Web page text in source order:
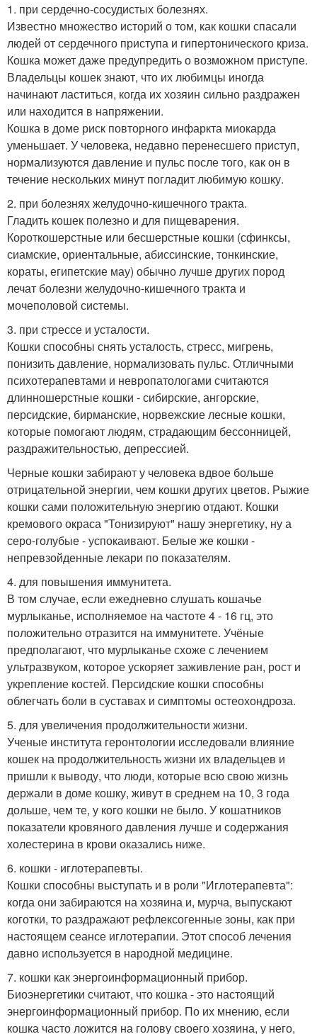
1. при сердечно-сосудистых болезнях.
Известно множество историй о том, как кошки спасали
людей от сердечного приступа и гипертонического криза.
Кошка может даже предупредить о возможном приступе.
Владельцы кошек знают, что их любимцы иногда
начинают ластиться, когда их хозяин сильно раздражен
или находится в напряжении.
Кошка в доме риск повторного инфаркта миокарда
уменьшает. У человека, недавно перенесшего приступ,
нормализуются давление и пульс после того, как он в
течение нескольких минут погладит любимую кошку.
2. при болезнях желудочно-кишечного тракта.
Гладить кошек полезно и для пищеварения.
Короткошерстные или бесшерстные кошки (сфинксы,
сиамские, ориентальные, абиссинские, тонкинские,
кораты, египетские мау) обычно лучше других пород
лечат болезни желудочно-кишечного тракта и
мочеполовой системы.
3. при стрессе и усталости.
Кошки способны снять усталость, стресс, мигрень,
понизить давление, нормализовать пульс. Отличными
психотерапевтами и невропатологами считаются
длинношерстные кошки - сибирские, ангорские,
персидские, бирманские, норвежские лесные кошки,
которые помогают людям, страдающим бессонницей,
раздражительностью, депрессией.
Черные кошки забирают у человека вдвое больше
отрицательной энергии, чем кошки других цветов. Рыжие
кошки сами положительную энергию отдают. Кошки
кремового окраса "Тонизируют" нашу энергетику, ну а
серо-голубые - успокаивают. Белые же кошки -
непревзойденные лекари по показателям.
4. для повышения иммунитета.
В том случае, если ежедневно слушать кошачье
мурлыканье, исполняемое на частоте 4 - 16 гц, это
положительно отразится на иммунитете. Учёные
предполагают, что мурлыканье схоже с лечением
ультразвуком, которое ускоряет заживление ран, рост и
укрепление костей. Персидские кошки способны
облегчать боли в суставах и симптомы остеохондроза.
5. для увеличения продолжительности жизни.
Ученые института геронтологии исследовали влияние
кошек на продолжительность жизни их владельцев и
пришли к выводу, что люди, которые всю свою жизнь
держали в доме кошку, живут в среднем на 10, 3 года
дольше, чем те, у кого кошки не было. У кошатников
показатели кровяного давления лучше и содержания
холестерина в крови оказались ниже.
6. кошки - иглотерапевты.
Кошки способны выступать и в роли "Иглотерапевта":
когда они забираются на хозяина и, мурча, выпускают
коготки, то раздражают рефлексогенные зоны, как при
настоящем сеансе иглотерапии. Этот способ лечения
давно используется в народной медицине.
7. кошки как энергоинформационный прибор.
Биоэнергетики считают, что кошка - это настоящий
энергоинформационный прибор. По их мнению, если
кошка часто ложится на голову своего хозяина, у него,